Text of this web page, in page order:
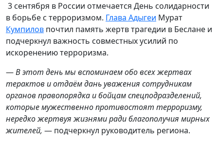
3 сентября в России отмечается День солидарности
в борьбе с терроризмом. Глава Адыгеи Мурат
Кумпилов почтил память жертв трагедии в Беслане и
подчеркнул важность совместных усилий по
искоренению терроризма.
—В этот день мы вспоминаем обо всех жертвах
терактов и отдаём дань уважения сотрудникам
органов правопорядка и бойцам спецподразделений,
которые мужественно противостоят терроризму,
нередко жертвуя жизнями ради благополучия мирных
жителей, — подчеркнул руководитель региона.